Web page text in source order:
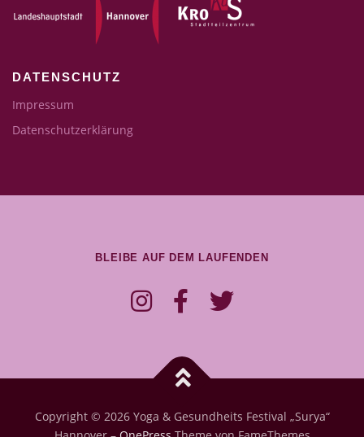
DATENSCHUTZ
Impressum
Datenschutzerklärung
BLEIBE AUF DEM LAUFENDEN
Copyright © 2026 Yoga & Gesundheits Festival „Surya“